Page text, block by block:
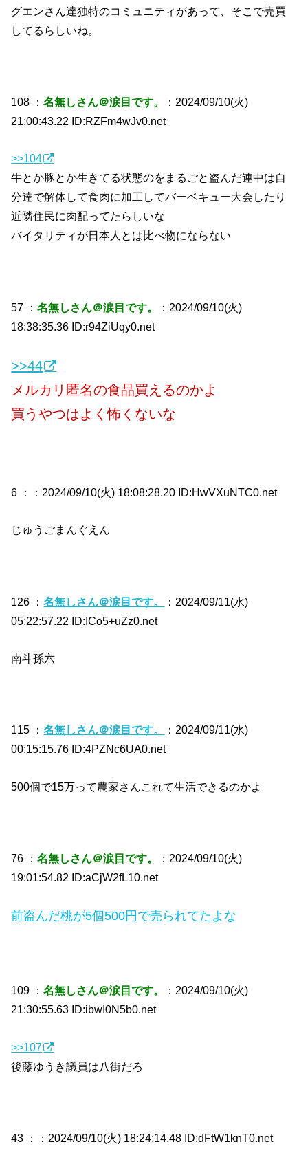
グエンさん達独特のコミュニティがあって、そこで売買
してるらしいね。
108 ：名無しさん＠涙目です。
：2024/09/10(火)
21:00:43.22 ID:RZFm4wJv0.net
>>104
牛とか豚とか生きてる状態のをまるごと盗んだ連中は自
分達で解体して食肉に加工してバーベキュー大会したり
近隣住民に肉配ってたらしいな
バイタリティが日本人とは比べ物にならない
57 ：名無しさん＠涙目です。
：2024/09/10(火)
18:38:35.36 ID:r94ZiUqy0.net
>>44
メルカリ匿名の食品買えるのかよ
買うやつはよく怖くないな
6 ： ：2024/09/10(火) 18:08:28.20 ID:HwVXuNTC0.net
じゅうごまんぐえん
126 ：名無しさん＠涙目です。
：2024/09/11(水)
05:22:57.22 ID:ICo5+uZz0.net
南斗孫六
115 ：名無しさん＠涙目です。
：2024/09/11(水)
00:15:15.76 ID:4PZNc6UA0.net
500個で15万って農家さんこれて生活できるのかよ
76 ：名無しさん＠涙目です。
：2024/09/10(火)
19:01:54.82 ID:aCjW2fL10.net
前盗んだ桃が5個500円で売られてたよな
109 ：名無しさん＠涙目です。
：2024/09/10(火)
21:30:55.63 ID:ibwI0N5b0.net
>>107
後藤ゆうき議員は八街だろ
43 ： ：2024/09/10(火) 18:24:14.48 ID:dFtW1knT0.net